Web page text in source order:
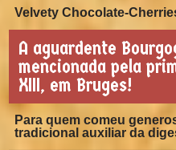
Velvety Chocolate-
A aguardente
mencionada pela
XIII, em Bruges!
Para quem comeu
tradicional auxiliar da